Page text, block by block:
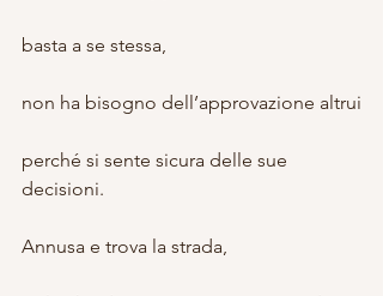
basta a se stessa,
non ha bisogno dell’approvazione altrui
perché si sente sicura delle sue
decisioni.
Annusa e trova la strada,